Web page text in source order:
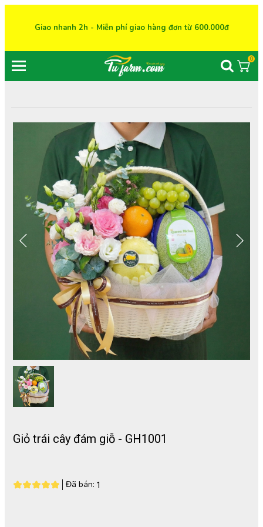
Giao nhanh 2h - Miễn phí giao hàng đơn từ 600.000đ
0
Giỏ trái cây đám giỗ - GH1001
1
Đã bán: